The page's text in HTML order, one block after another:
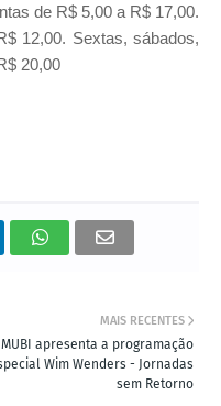
de R$ 5,00 a R$ 17,00.
12,00. Sextas, sábados,
20,00
MAIS RECENTES
MUBI apresenta a programação
Wim Wenders - Jornadas
sem Retorno